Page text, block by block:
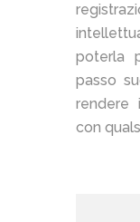
poterla
passo
rendere
con